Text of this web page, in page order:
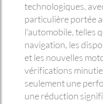
technologiques,
particulière portée
l'automobile, telles
navigation, les
et les nouvelles
vérifications
seulement une
une réduction